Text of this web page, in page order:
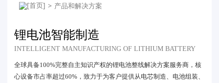
> 产品和解决方案
锂电池智能制造
INTELLIGENT MANUFACTURING OF LITHIUM BATTERY
全球具备100%完整自主知识产权的锂电池整线解决方案服务商，核
心设备市占率超过60%，致力于为客户提供从电芯制造、电池组装、